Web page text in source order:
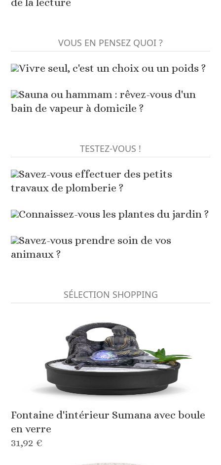
VOUS EN PENSEZ QUOI ?
Vivre seul, c'est un choix ou un poids ?
Sauna ou hammam : rêvez-vous d'un
bain de vapeur à domicile ?
TESTEZ-VOUS !
Savez-vous effectuer des petits
travaux de plomberie ?
Connaissez-vous les plantes du jardin ?
Savez-vous prendre soin de vos
animaux ?
SÉLECTION SHOPPING
Fontaine d'intérieur Sumana avec boule
en verre
31,92 €